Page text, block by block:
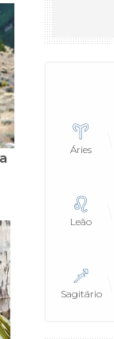
Áries
Leão
Sagitário